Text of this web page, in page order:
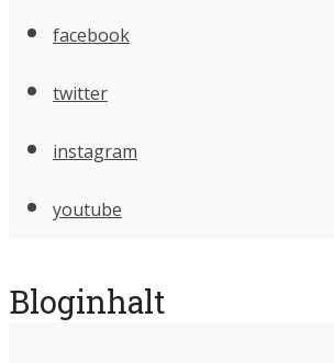
facebook
twitter
instagram
youtube
Bloginhalt